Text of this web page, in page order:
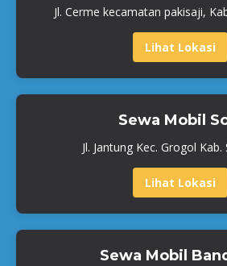
Jl. Cerme kecamatan pakisaji,
Lihat Lokasi
Sewa Mobil
Jl. Jantung Kec. Grogol
Lihat Lokasi
Sewa Mobil